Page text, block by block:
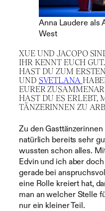
Anna Laudere als
West
XUE UND JACOPO
IHR KENNT EUCH
HAST DU ZUM
UND SVETLANA
EURER
HAST DU ES ERLEBT,
TÄNZERINNEN ZU
Zu den
natürlich bereits sehr
wussten schon alles.
Edvin und ich aber
gerade bei
eine Rolle kreiert hat,
man an welcher Stelle
nur ein kleiner Teil.